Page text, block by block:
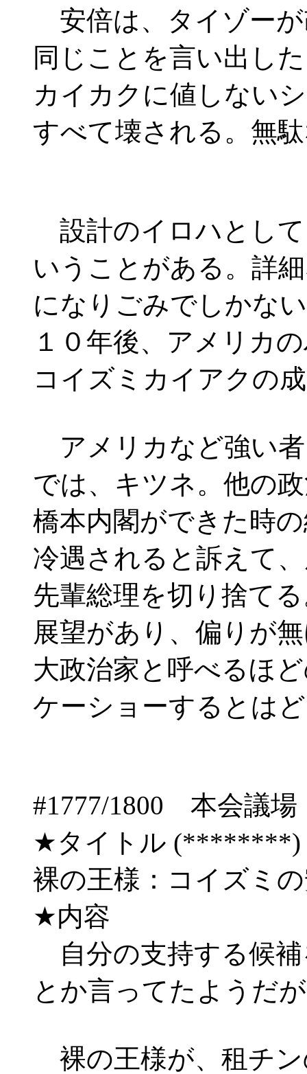
安倍は、タイゾー
同じことを言い出し
カイカクに値しない
すべて壊される。無
設計のイロハとし
いうことがある。詳
になりごみでしかな
１０年後、アメリカ
コイズミカイアクの
アメリカなど強い
では、キツネ。他の
橋本内閣ができた時
冷遇されると訴えて
先輩総理を切り捨て
展望があり、偏りが
大政治家と呼べるほ
ケーショーするとは
#1777/1800 本会議
★タイトル (********)
裸の王様：コイズミ
★内容
自分の支持する候補
とか言ってたようだ
裸の王様が、租チン